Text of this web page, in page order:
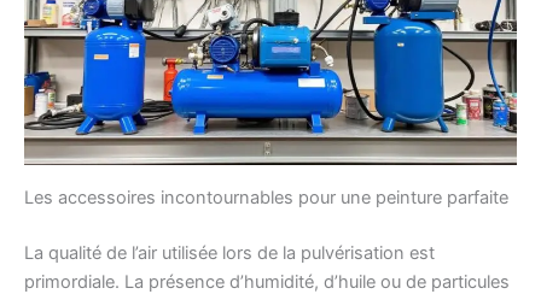
Les accessoires incontournables pour une peinture parfaite
La qualité de l’air utilisée lors de la pulvérisation est
primordiale. La présence d’humidité, d’huile ou de particules